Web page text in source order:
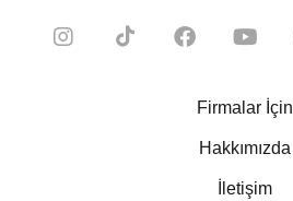
Firmalar İçin
Hakkımızda
İletişim